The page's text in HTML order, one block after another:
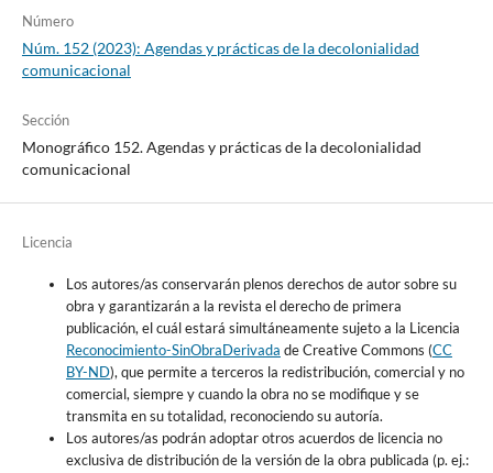
Número
Núm. 152 (2023): Agendas y prácticas de la decolonialidad
comunicacional
Sección
Monográfico 152. Agendas y prácticas de la decolonialidad
comunicacional
Licencia
Los autores/as conservarán plenos derechos de autor sobre su
obra y garantizarán a la revista el derecho de primera
publicación, el cuál estará simultáneamente sujeto a la Licencia
Reconocimiento-SinObraDerivada de Creative Commons (CC
BY-ND), que permite a terceros la redistribución, comercial y no
comercial, siempre y cuando la obra no se modifique y se
transmita en su totalidad, reconociendo su autoría.
Los autores/as podrán adoptar otros acuerdos de licencia no
exclusiva de distribución de la versión de la obra publicada (p. ej.: